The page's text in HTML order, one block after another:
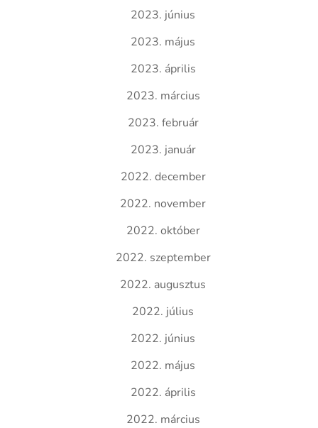
2023. június
2023. május
2023. április
2023. március
2023. február
2023. január
2022. december
2022. november
2022. október
2022. szeptember
2022. augusztus
2022. július
2022. június
2022. május
2022. április
2022. március